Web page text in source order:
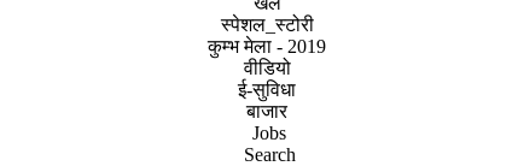
स्पेशल_स्टोरी
कुम्भ मेला - 2019
वीडियो
ई-सुविधा
बाजार
Jobs
Search